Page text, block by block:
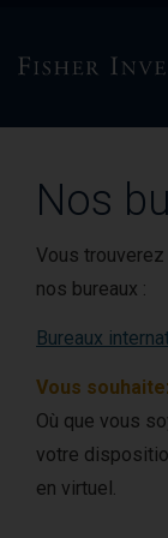
Nos
Vous
nos bureaux :
Bureaux
Vous
Où que vous
votre
en virtuel.